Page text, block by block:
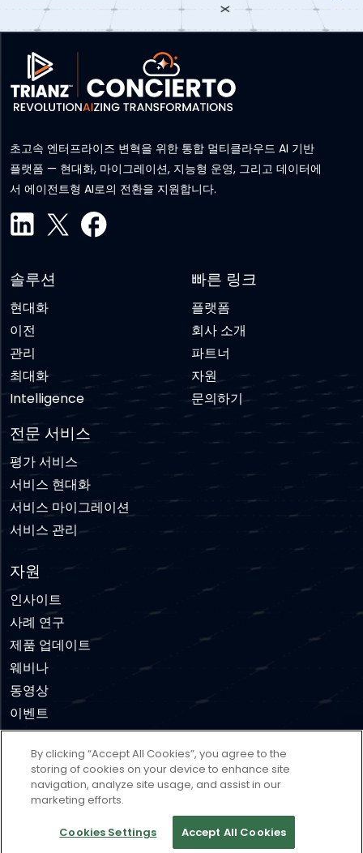
초고속 엔터프라이즈 변혁을 위한 통합 멀티클라우드 AI 기반
플랫폼 — 현대화, 마이그레이션, 지능형 운영, 그리고 데이터에
서 에이전트형 AI로의 전환을 지원합니다.
솔루션
현대화
이전
관리
최대화
Intelligence
전문 서비스
평가 서비스
서비스 현대화
서비스 마이그레이션
서비스 관리
빠른 링크
플랫폼
회사 소개
파트너
자원
문의하기
자원
인사이트
사례 연구
제품 업데이트
웨비나
동영상
이벤트
부인 성명 이용약관 개인 정보 보호 정책 쿠키 정책
Cookies Settings
저작권 © * 2026 Concierto, All rights reserved.
By clicking “Accept All Cookies”, you agree to the
storing of cookies on your device to enhance site
navigation, analyze site usage, and assist in our
marketing efforts.
Cookies Settings Accept All Cookies